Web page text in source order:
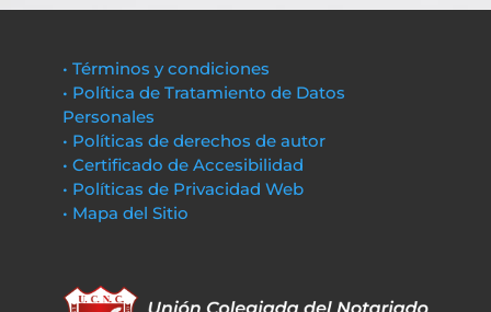
• Términos y condiciones
• Política de Tratamiento de Datos
Personales
• Políticas de derechos de autor
• Certificado de Accesibilidad
• Políticas de Privacidad Web
• Mapa del Sitio